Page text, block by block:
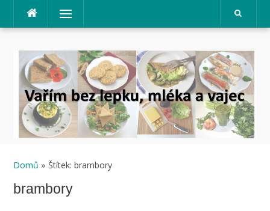
Přeskočit
obsah
Menu
Domů » Štítek: brambory
brambory